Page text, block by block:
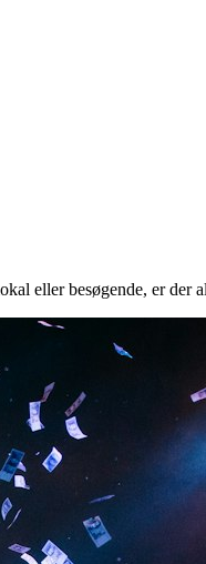
eller besøgende, er der